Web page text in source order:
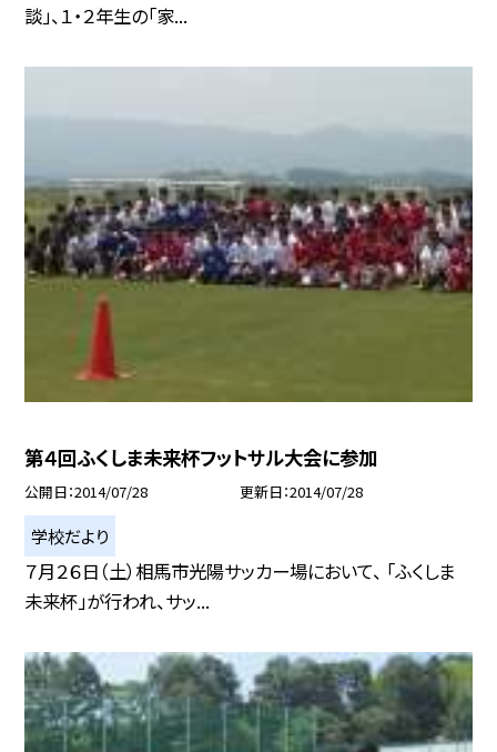
談」、１・２年生の「家...
第４回ふくしま未来杯フットサル大会に参加
公開日 2014/07/28 更新日 2014/07/28
学校だより
７月２６日（土）相馬市光陽サッカー場において、 「ふくしま
未来杯」が行われ、サッ...